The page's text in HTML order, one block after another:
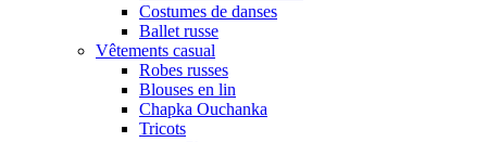
Costumes de danses
Ballet russe
Vêtements casual
Robes russes
Blouses en lin
Chapka Ouchanka
Tricots